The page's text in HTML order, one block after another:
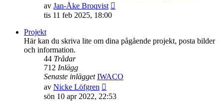
av Jan-Åke Broqvist
inlägget
tis 11 feb 2025, 18:00
Projekt
Här kan du skriva lite om dina pågående projekt, posta bilder
och information.
44 Trådar
712 Inlägg
Senaste inlägget IWACO
av Nicke Löfgren
till
sön 10 apr 2022, 22:53